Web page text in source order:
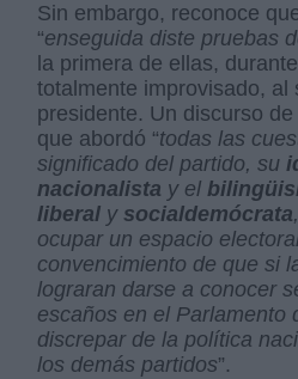
Sin embargo, reconoce
“enseguida diste pruebas
la primera de ellas,
totalmente improvisado, al
presidente. Un discurso
que abordó “todas las
significado del partido, su
nacionalista y el
liberal y socialdemócrata
ocupar un espacio
convencimiento de que si
lograran darse a conocer
escaños en el Parlamento
discrepar de la política
los demás partidos”.